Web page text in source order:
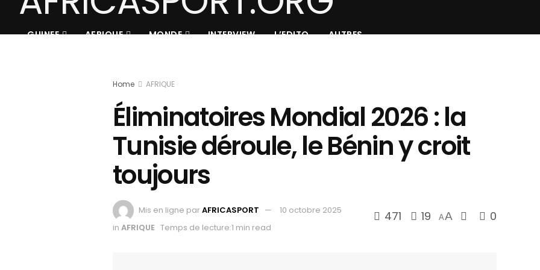
GUINEE AFRIQUE MONDE INTERVIEW L’EDITO AUTRES
Home AFRIQUE
Éliminatoires Mondial 2026 : la
Tunisie déroule, le Bénin y croit
toujours
Mis en ligne parAFRICASPORT
10 octobre 2025
in AFRIQUE Temps de lecture:1 min read
471 19 AA 0